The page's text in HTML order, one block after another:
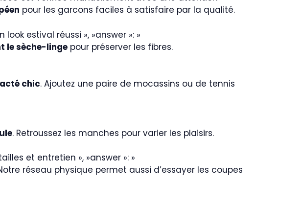
pour les garcons faciles à satisfaire par la qualité.
estival réussi », »answer »: »
le sèche-linge pour préserver les fibres.
chic. Ajoutez une paire de mocassins ou de tennis
. Retroussez les manches pour varier les plaisirs.
et entretien », »answer »: »
réseau physique permet aussi d’essayer les coupes